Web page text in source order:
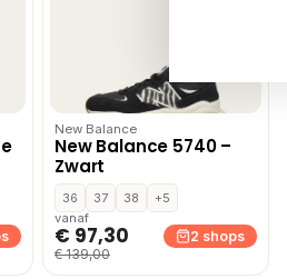
New Balance
New Balance 5740 –
Zwart
36 37 38
+5
vanaf
€ 97,30
€ 139,00
2 shops